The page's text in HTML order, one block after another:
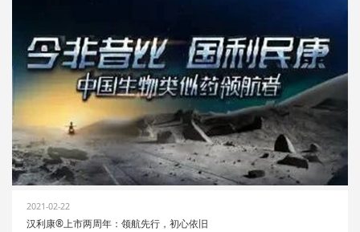
2021-02-22
汉利康®上市两周年：领航先行，初心依旧